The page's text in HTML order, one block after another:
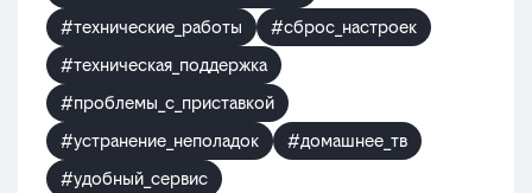
#технические_работы
#сброс_настроек
#техническая_поддержка
#проблемы_с_приставкой
#устранение_неполадок
#домашнее_тв
#удобный_сервис